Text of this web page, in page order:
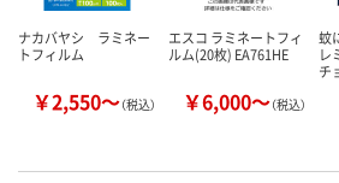
ナカバヤシ ラミネー
トフィルム
￥2,550～（税込）
エスコ ラミネートフィ
ルム(20枚) EA761HE
￥6,000～（税込）
蚊
レ
チ